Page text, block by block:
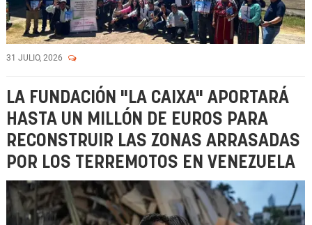
31 JULIO, 2026
LA FUNDACIÓN "LA CAIXA" APORTARÁ
HASTA UN MILLÓN DE EUROS PARA
RECONSTRUIR LAS ZONAS ARRASADAS
POR LOS TERREMOTOS EN VENEZUELA